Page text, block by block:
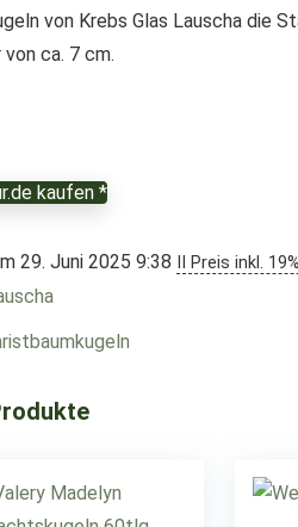
von Krebs Glas Lauscha die
ca. 7 cm.
kaufen *
29. Juni 2025 9:38 II Preis inkl.